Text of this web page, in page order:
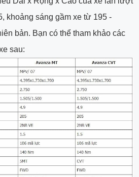
khoảng sáng gầm xe từ 195 -
bản. Bạn có thể tham khảo các
sau: